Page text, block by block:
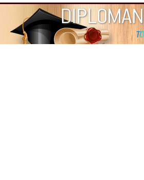
DIPLOMAN